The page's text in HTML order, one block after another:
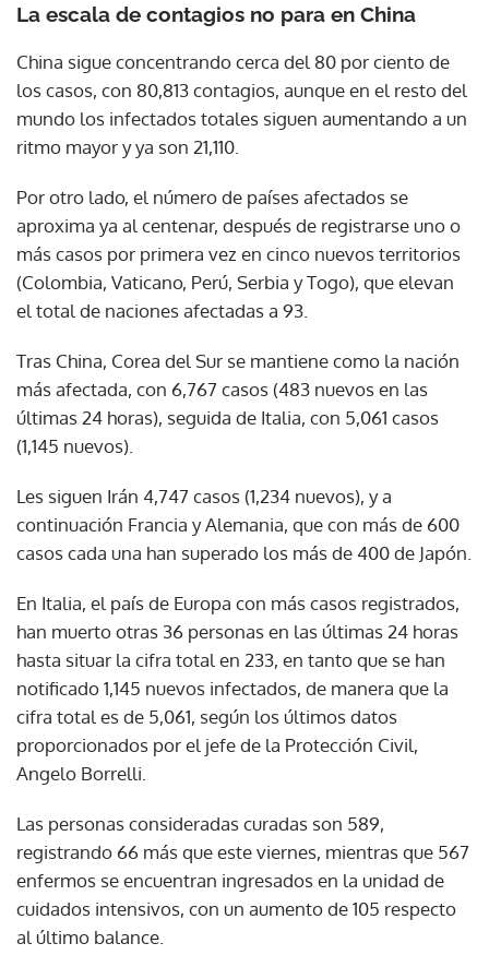
La escala de contagios no para en China
China sigue concentrando cerca del 80 por ciento de
los casos, con 80,813 contagios, aunque en el resto del
mundo los infectados totales siguen aumentando a un
ritmo mayor y ya son 21,110.
Por otro lado, el número de países afectados se
aproxima ya al centenar, después de registrarse uno o
más casos por primera vez en cinco nuevos territorios
(Colombia, Vaticano, Perú, Serbia y Togo), que elevan
el total de naciones afectadas a 93.
Tras China, Corea del Sur se mantiene como la nación
más afectada, con 6,767 casos (483 nuevos en las
últimas 24 horas), seguida de Italia, con 5,061 casos
(1,145 nuevos).
Les siguen Irán 4,747 casos (1,234 nuevos), y a
continuación Francia y Alemania, que con más de 600
casos cada una han superado los más de 400 de Japón.
En Italia, el país de Europa con más casos registrados,
han muerto otras 36 personas en las últimas 24 horas
hasta situar la cifra total en 233, en tanto que se han
notificado 1,145 nuevos infectados, de manera que la
cifra total es de 5,061, según los últimos datos
proporcionados por el jefe de la Protección Civil,
Angelo Borrelli.
Las personas consideradas curadas son 589,
registrando 66 más que este viernes, mientras que 567
enfermos se encuentran ingresados en la unidad de
cuidados intensivos, con un aumento de 105 respecto
al último balance.